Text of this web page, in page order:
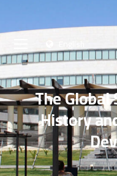
The
History